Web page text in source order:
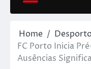
Home
FC Porto Inicia
Ausências